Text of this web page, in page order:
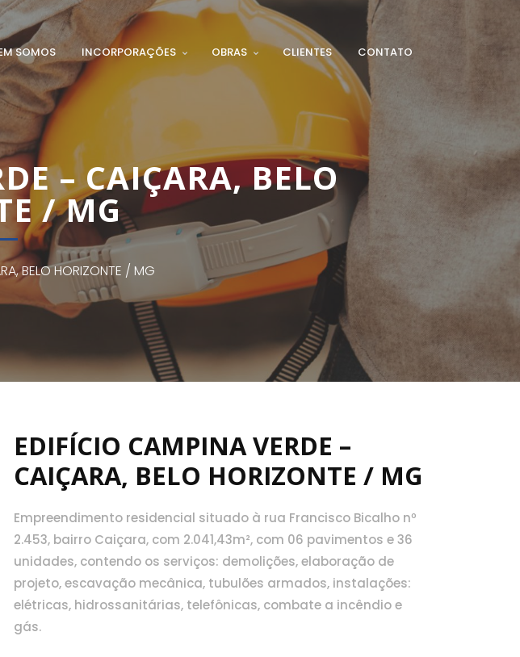
SOMOS INCORPORAÇÕES OBRAS CLIENTES CONTATO
– CAIÇARA, BELO
/ MG
BELO HORIZONTE / MG
EDIFÍCIO CAMPINA VERDE –
CAIÇARA, BELO HORIZONTE / MG
Empreendimento residencial situado à rua Francisco Bicalho nº
2.453, bairro Caiçara, com 2.041,43m², com 06 pavimentos e 36
unidades, contendo os serviços: demolições, elaboração de
projeto, escavação mecânica, tubulões armados, instalações:
elétricas, hidrossanitárias, telefônicas, combate a incêndio e
gás.